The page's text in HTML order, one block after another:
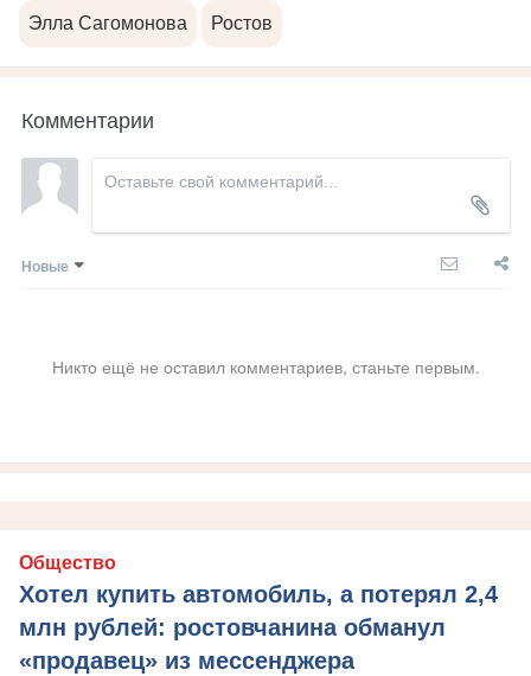
Элла Сагомонова Ростов
Комментарии
Новые
Никто ещё не оставил комментариев, станьте первым.
Общество
Хотел купить автомобиль, а потерял 2,4
млн рублей: ростовчанина обманул
«продавец» из мессенджера